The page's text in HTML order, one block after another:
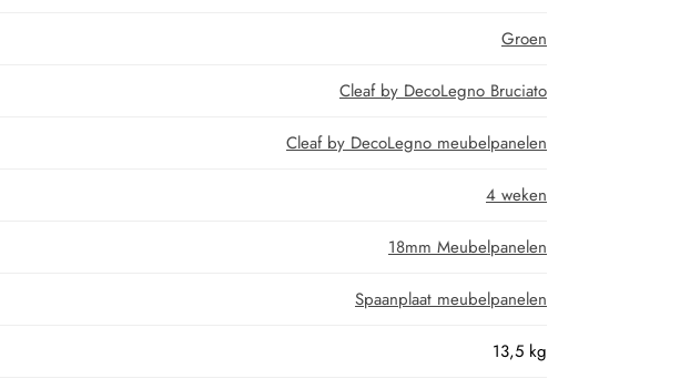
Groen
Cleaf by DecoLegno Bruciato
Cleaf by DecoLegno meubelpanelen
4 weken
18mm Meubelpanelen
Spaanplaat meubelpanelen
13,5 kg